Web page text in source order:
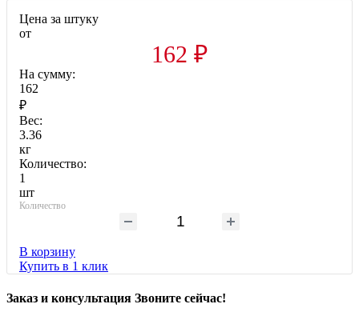
Цена за штуку
от
162 ₽
На сумму:
162
₽
Вес:
3.36
кг
Количество:
1
шт
Количество
В корзину
Купить в 1 клик
Заказ и консультация Звоните сейчас!